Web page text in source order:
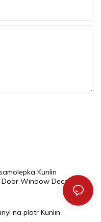
Kunlin
Window Decal
na plotr Kunlin